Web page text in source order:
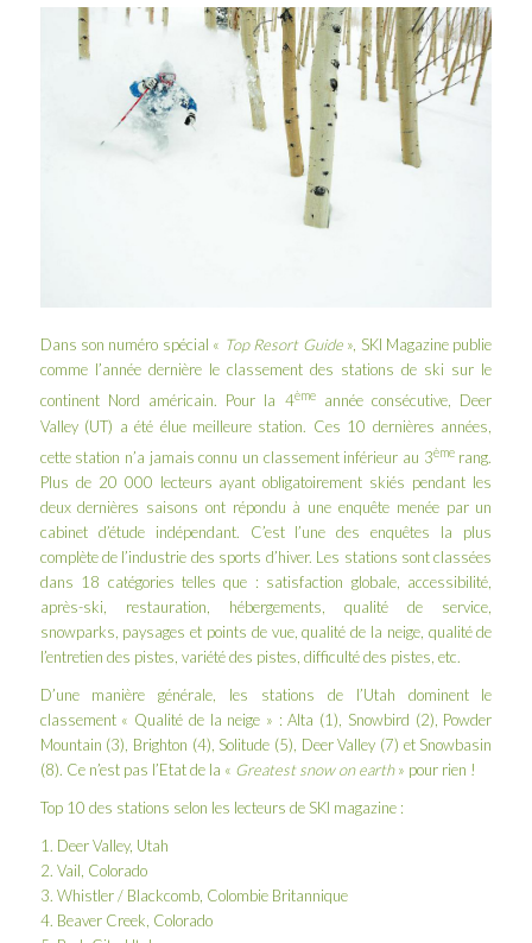
Dans son numéro spécial « Top Resort Guide», SKI Magazine publie
comme l’année dernièrele classement des stations de ski sur le
continent Nord américain. Pour la 4èmeannée consécutive, Deer
Valley (UT) a été élue meilleure station. Ces 10 dernières années,
cette station n’a jamais connu un classement inférieur au 3èmerang.
Plus de 20 000 lecteurs ayant obligatoirement skiés pendant les
deux dernières saisons ont répondu à une enquête menée par un
cabinet d’étude indépendant. C’est l’une des enquêtes la plus
complète de l’industrie des sports d’hiver. Les stations sont classées
dans 18 catégories telles que : satisfaction globale, accessibilité,
après-ski, restauration, hébergements, qualité de service,
snowparks, paysages et points de vue, qualité de la neige, qualité de
l’entretien des pistes, variété des pistes, difficulté des pistes, etc.
D’une manière générale, les stations de l’Utah dominent le
classement « Qualité de la neige » : Alta (1), Snowbird (2), Powder
Mountain (3), Brighton (4), Solitude (5), Deer Valley (7) et Snowbasin
(8). Ce n’est pas l’Etat de la « Greatest snow on earth» pour rien !
Top 10 des stations selon les lecteurs de SKI magazine :
1. Deer Valley, Utah
2. Vail, Colorado
3. Whistler / Blackcomb, Colombie Britannique
4. Beaver Creek, Colorado